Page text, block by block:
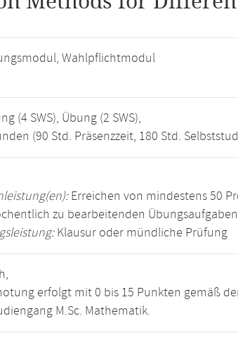
Wahlpflichtmodul
(4 SWS), Übung (2 SWS),
(90 Std. Präsenzzeit, 180 Std.
Erreichen von mindestens 50
zu bearbeitenden
Klausur oder mündliche Prüfung
erfolgt mit 0 bis 15 Punkten gemäß
M.Sc. Mathematik.